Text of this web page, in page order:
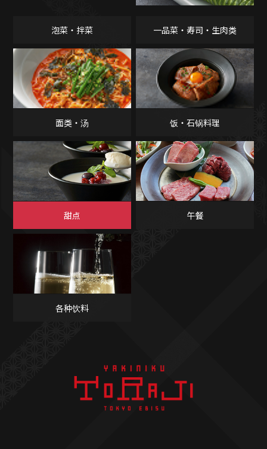
泡菜・拌菜 一品菜・寿司・生肉类
面类・汤 饭・石锅料理
甜点 午餐
各种饮料